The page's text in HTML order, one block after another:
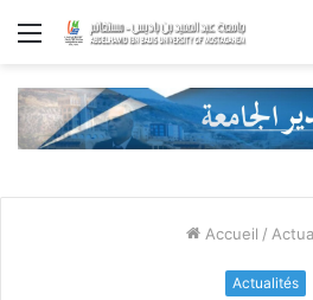
Menu
Accueil /
Actualités